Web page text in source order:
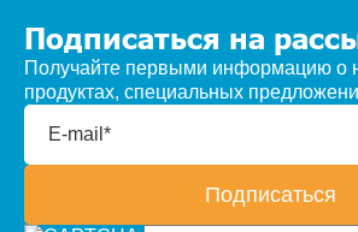
Подписаться на
Получайте первыми информацию о
продуктах, специальных
E-mail*
Подписаться